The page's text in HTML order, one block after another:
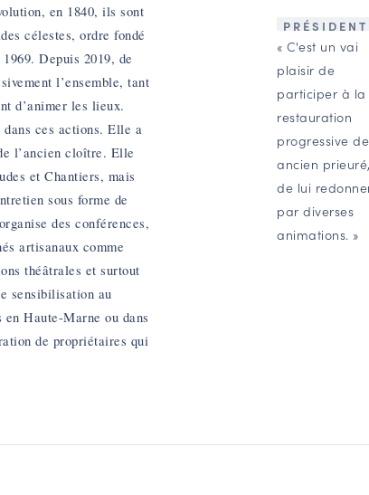
en 1840, ils sont
célestes, ordre fondé
Depuis 2019, de
l’ensemble, tant
d’animer les lieux.
dans ces actions. Elle a
l’ancien cloître. Elle
et Chantiers, mais
sous forme de
des conférences,
artisanaux comme
théâtrales et surtout
sensibilisation au
Haute-Marne ou dans
de propriétaires qui
PRÉSIDENT
« C'est un vai
plaisir de
participer à la
restauration
progressive
ancien
de lui
par diverses
animations. »